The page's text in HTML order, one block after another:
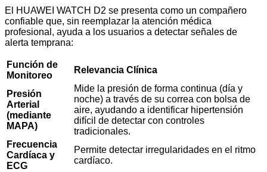
El HUAWEI WATCH D2 se presenta como un compañero
confiable que, sin reemplazar la atención médica
profesional, ayuda a los usuarios a detectar señales de
alerta temprana:
Función de
Monitoreo
Relevancia Clínica
Presión
Arterial
(mediante
MAPA)
Mide la presión de forma continua (día y
noche) a través de su correa con bolsa de
aire, ayudando a identificar hipertensión
difícil de detectar con controles
tradicionales.
Frecuencia
Cardíaca y
ECG
Permite detectar irregularidades en el ritmo
cardíaco.